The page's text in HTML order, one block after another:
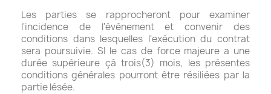
Les parties se rapprocheront pour examiner
l'incidence de l'évènement et convenir des
conditions dans lesquelles l'exécution du contrat
sera poursuivie. SI le cas de force majeure a une
durée supérieure çà trois(3) mois, les présentes
conditions générales pourront être résiliées par la
partie lésée.